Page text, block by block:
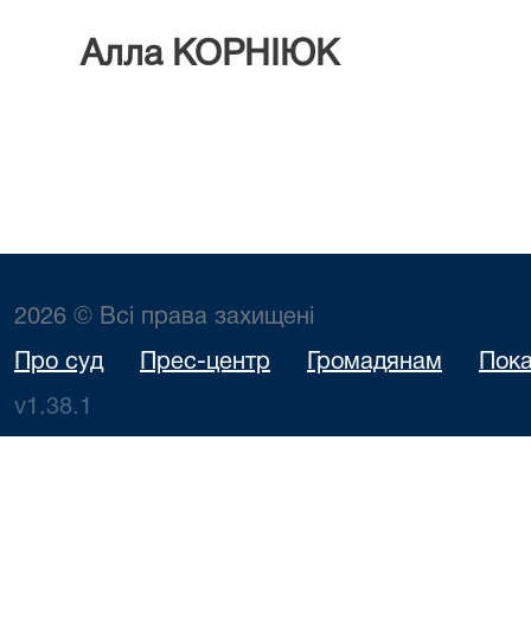
Алла КОРНІЮК
2026 © Всі права захищені
Про суд Прес-центр Громадянам
v1.38.1